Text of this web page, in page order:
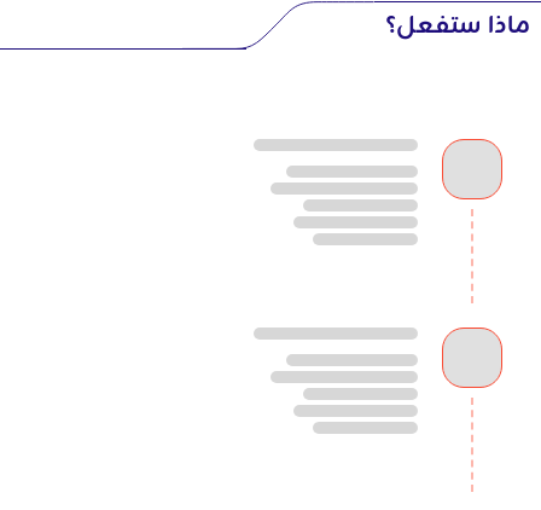
ماذا ستفعل؟